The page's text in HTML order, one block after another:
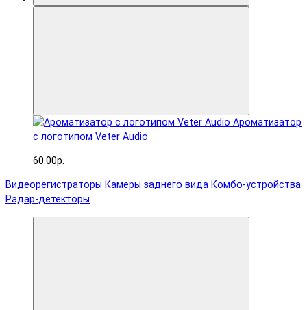
Ароматизатор
с логотипом Veter Audio
60.00р.
Видеорегистраторы Камеры заднего вида Комбо-устройства
Радар-детекторы